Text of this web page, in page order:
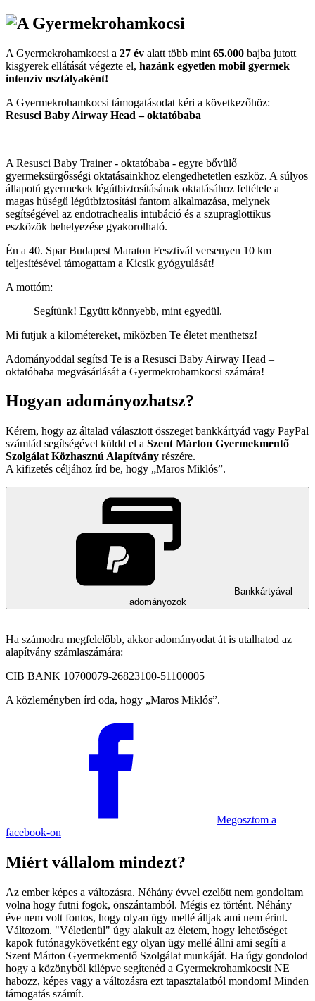
A Gyermekrohamkocsi a 27 év alatt több mint 65.000 bajba jutott
kisgyerek ellátását végezte el, hazánk egyetlen mobil gyermek
intenzív osztályaként!
A Gyermekrohamkocsi támogatásodat kéri a következőhöz:
Resusci Baby Airway Head – oktatóbaba
A Resusci Baby Trainer - oktatóbaba - egyre bővülő
gyermeksürgősségi oktatásainkhoz elengedhetetlen eszköz. A súlyos
állapotú gyermekek légútbiztosításának oktatásához feltétele a
magas hűségű légútbiztosítási fantom alkalmazása, melynek
segítségével az endotrachealis intubáció és a szupraglottikus
eszközök behelyezése gyakorolható.
Én a 40. Spar Budapest Maraton Fesztivál versenyen 10 km
teljesítésével támogattam a Kicsik gyógyulását!
A mottóm:
Segítünk! Együtt könnyebb, mint egyedül.
Mi futjuk a kilométereket, miközben Te életet menthetsz!
Adományoddal segítsd Te is a Resusci Baby Airway Head –
oktatóbaba megvásárlását a Gyermekrohamkocsi számára!
Hogyan adományozhatsz?
Kérem, hogy az általad választott összeget bankkártyád vagy PayPal
számlád segítségével küldd el a Szent Márton Gyermekmentő
Szolgálat Közhasznú Alapítvány részére.
A kifizetés céljához írd be, hogy
Maros Miklós .
Bankkártyával
adományozok
Ha számodra megfelelőbb, akkor adományodat át is utalhatod az
alapítvány számlaszámára:
CIB BANK 10700079-26823100-51100005
A közleményben írd oda, hogy
Maros Miklós .
Megosztom a
facebook-on
Miért vállalom mindezt?
Az ember képes a változásra. Néhány évvel ezelőtt nem gondoltam
volna hogy futni fogok, önszántamból. Mégis ez történt. Néhány
éve nem volt fontos, hogy olyan ügy mellé álljak ami nem érint.
Változom. "Véletlenül" úgy alakult az életem, hogy lehetőséget
kapok futónagykövetként egy olyan ügy mellé állni ami segíti a
Szent Márton Gyermekmentő Szolgálat munkáját. Ha úgy gondolod
hogy a közönyből kilépve segítenéd a Gyermekrohamkocsit NE
habozz, képes vagy a változásra ezt tapasztalatból mondom! Minden
támogatás számít.